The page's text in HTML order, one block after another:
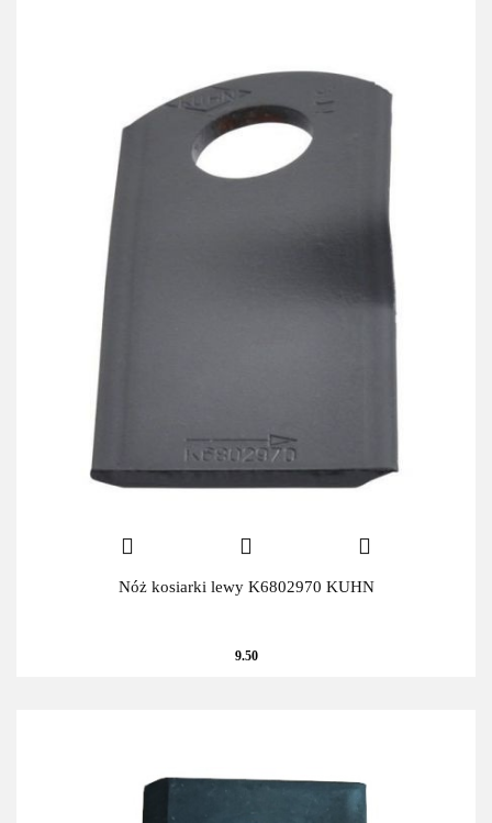
Nóż kosiarki lewy K6802970 KUHN
9.50